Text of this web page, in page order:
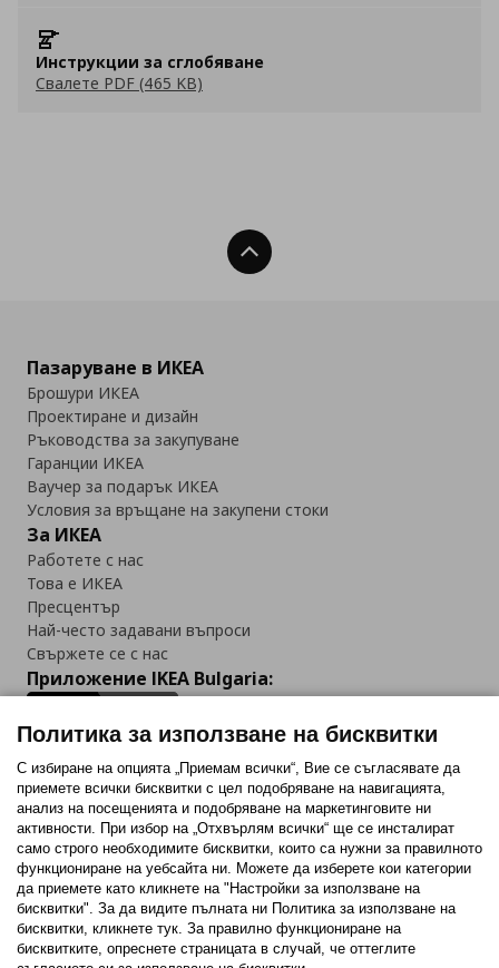
Инструкции за сглобяване
Свалете PDF (465 KB)
Нагоре
Пазаруване в ИКЕА
Брошури ИКЕА
Проектиране и дизайн
Ръководства за закупуване
Гаранции ИКЕА
Ваучер за подарък ИКЕА
Условия за връщане на закупени стоки
За ИКЕА
Работете с нас
Това е ИКЕА
Пресцентър
Най-често задавани въпроси
Свържете се с нас
Приложение IKEA Bulgaria:
Последвайте ни:
FacebookTwitterYoutubePinterestInstagram
Политика за използване на бисквитки
С избиране на опцията „Приемам всички“, Вие се съгласявате да
приемете всички бисквитки с цел подобряване на навигацията,
анализ на посещенията и подобряване на маркетинговите ни
активности. При избор на „Отхвърлям всички“ ще се инсталират
само строго необходимитe бисквитки, които са нужни за правилното
функциониране на уебсайта ни. Можете да изберете кои категории
да приемете като кликнете на "Настройки за използване на
бисквитки". За да видите пълната ни Политика за използване на
бисквитки, кликнете тук. За правилно функциониране на
бисквитките, опреснете страницата в случай, че оттеглите